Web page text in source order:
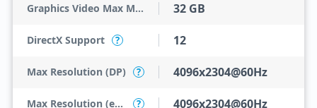
Graphics Video Max Memory 32 GB
DirectX Support ? 12
Max Resolution (DP) ? 4096x2304@60Hz
Max Resolution (eDP - Integrated Flat Panel) ? 4096x2304@60Hz